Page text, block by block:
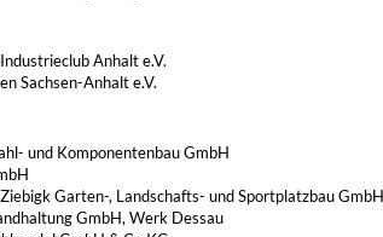
Anhalt e.V.
Sachsen-Anhalt e.V.
und Komponentenbau GmbH
Garten-, Landschafts- und Sportplatzbau GmbH
GmbH, Werk Dessau